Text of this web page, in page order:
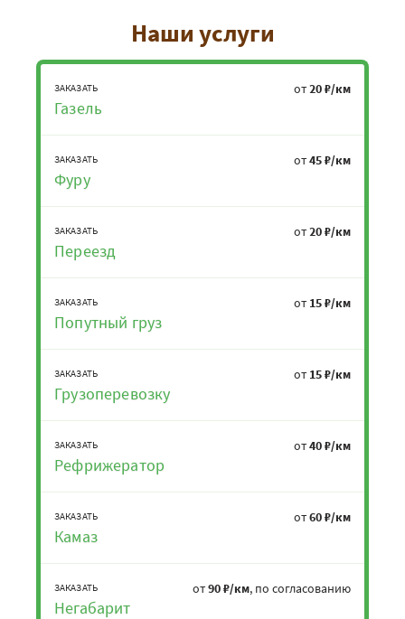
Наши услуги
ЗАКАЗАТЬ
Газель
от20 ₽/км
ЗАКАЗАТЬ
Фуру
от45 ₽/км
ЗАКАЗАТЬ
Переезд
от20 ₽/км
ЗАКАЗАТЬ
Попутный груз
от 15 ₽/км
ЗАКАЗАТЬ
Грузоперевозку
от 15 ₽/км
ЗАКАЗАТЬ
Рефрижератор
от40 ₽/км
ЗАКАЗАТЬ
Камаз
от60 ₽/км
ЗАКАЗАТЬ
Негабарит
от90 ₽/км, по согласованию